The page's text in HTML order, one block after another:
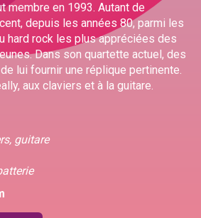
membre en 1993. Autant de
depuis les années 80, parmi les
hard rock les plus appréciées des
Dans son quartette actuel, des
lui fournir une réplique pertinente.
aux claviers et à la guitare.
guitare